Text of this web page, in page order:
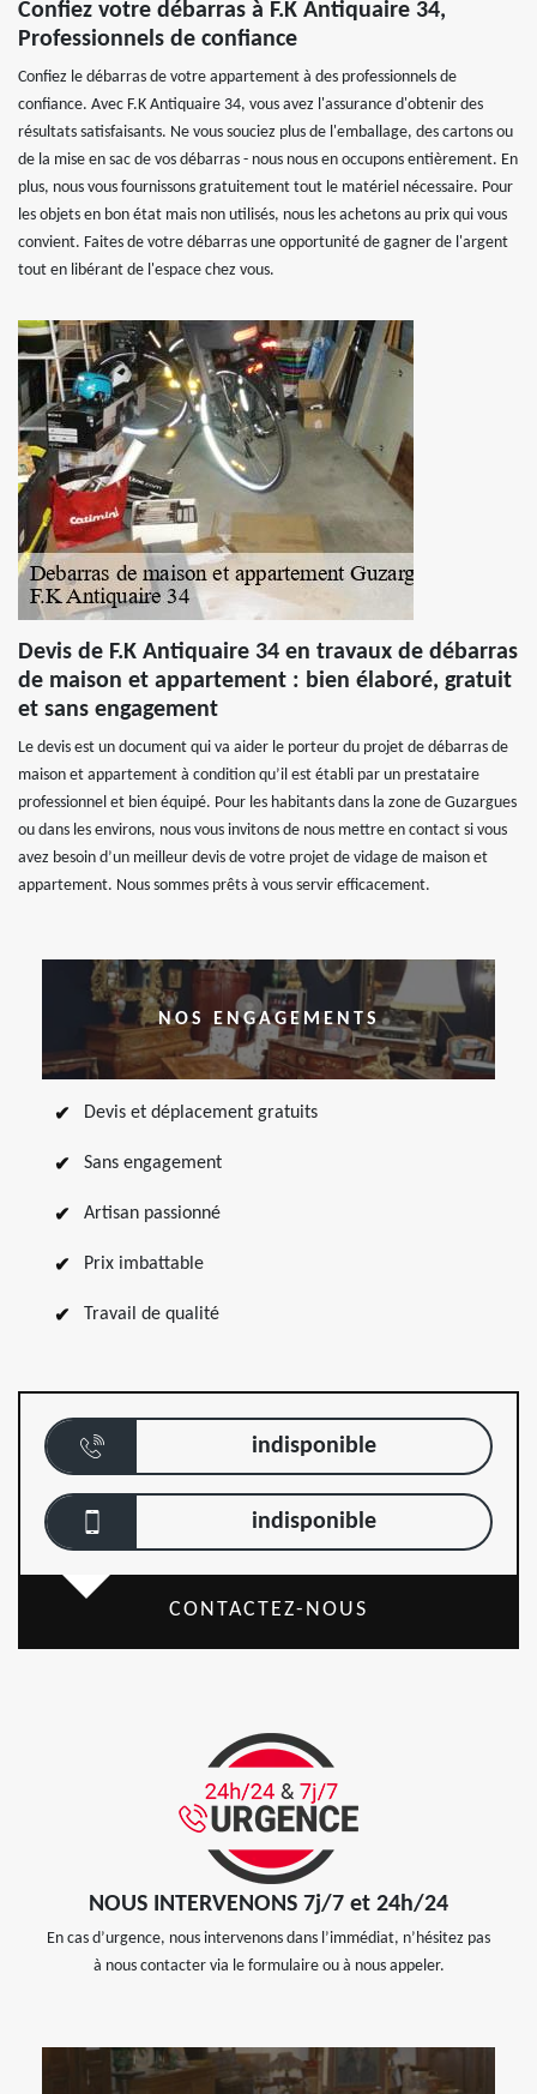
Confiez votre débarras à F.K Antiquaire 34,
Professionnels de confiance
Confiez le débarras de votre appartement à des professionnels de
confiance. Avec F.K Antiquaire 34, vous avez l'assurance d'obtenir des
résultats satisfaisants. Ne vous souciez plus de l'emballage, des cartons ou
de la mise en sac de vos débarras - nous nous en occupons entièrement. En
plus, nous vous fournissons gratuitement tout le matériel nécessaire. Pour
les objets en bon état mais non utilisés, nous les achetons au prix qui vous
convient. Faites de votre débarras une opportunité de gagner de l'argent
tout en libérant de l'espace chez vous.
Devis de F.K Antiquaire 34 en travaux de débarras
de maison et appartement : bien élaboré, gratuit
et sans engagement
Le devis est un document qui va aider le porteur du projet de débarras de
maison et appartement à condition qu’il est établi par un prestataire
professionnel et bien équipé. Pour les habitants dans la zone de Guzargues
ou dans les environs, nous vous invitons de nous mettre en contact si vous
avez besoin d’un meilleur devis de votre projet de vidage de maison et
appartement. Nous sommes prêts à vous servir efficacement.
NOS ENGAGEMENTS
Devis et déplacement gratuits
Sans engagement
Artisan passionné
Prix imbattable
Travail de qualité
indisponible
indisponible
CONTACTEZ-NOUS
NOUS INTERVENONS 7j/7 et 24h/24
En cas d’urgence, nous intervenons dans l’immédiat, n’hésitez pas
à nous contacter via le formulaire ou à nous appeler.